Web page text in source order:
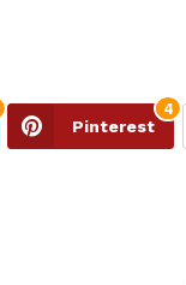
Pinterest
4